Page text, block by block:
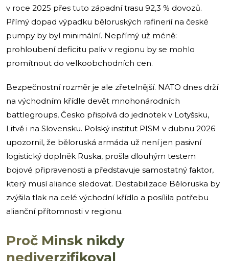
v roce 2025 přes tuto západní trasu 92,3 % dovozů.
Přímý dopad výpadku běloruských rafinerií na české
pumpy by byl minimální. Nepřímý už méně:
prohloubení deficitu paliv v regionu by se mohlo
promítnout do velkoobchodních cen.
Bezpečnostní rozměr je ale zřetelnější. NATO dnes drží
na východním křídle devět mnohonárodních
battlegroups, Česko přispívá do jednotek v Lotyšsku,
Litvě i na Slovensku. Polský institut PISM v dubnu 2026
upozornil, že běloruská armáda už není jen pasivní
logistický doplněk Ruska, prošla dlouhým testem
bojové připravenosti a představuje samostatný faktor,
který musí aliance sledovat. Destabilizace Běloruska by
zvýšila tlak na celé východní křídlo a posílila potřebu
alianční přítomnosti v regionu.
Proč Minsk nikdy
nediverzifikoval